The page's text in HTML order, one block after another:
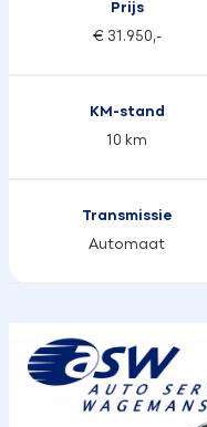
Prijs
€ 31.950,-
KM-stand
10 km
Transmissie
Automaat